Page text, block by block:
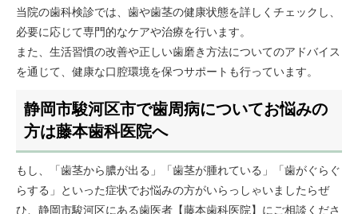
当院の歯科検診では、歯や歯茎の健康状態を詳しくチェックし、
必要に応じて専門的なケアや治療を行います。
また、生活習慣の改善や正しい歯磨き方法についてのアドバイス
を通じて、健康な口腔環境を保つサポートも行っています。
静岡市駿河区市で歯周病についてお悩みの
方は藤本歯科医院へ
もし、「歯茎から膿が出る」「歯茎が腫れている」「歯がぐらぐ
らする」といった症状でお悩みの方がいらっしゃいましたらぜ
ひ、静岡市駿河区にある歯医者【藤本歯科医院】にご相談くださ